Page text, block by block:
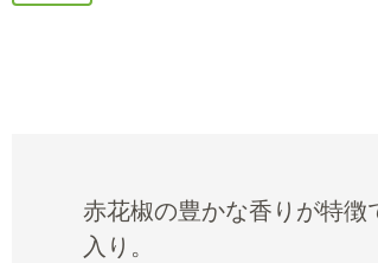
赤花椒の豊かな香りが特
入り。